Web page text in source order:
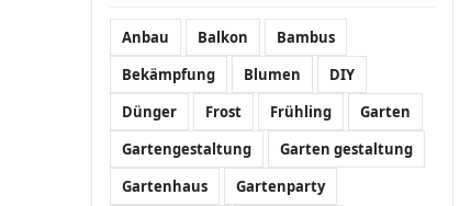
Anbau Balkon
Bambus
Bekämpfung
Blumen
DIY
Dünger
Frost Frühling
Garten
Gartengestaltung
Garten gestaltung
Gartenhaus
Gartenparty